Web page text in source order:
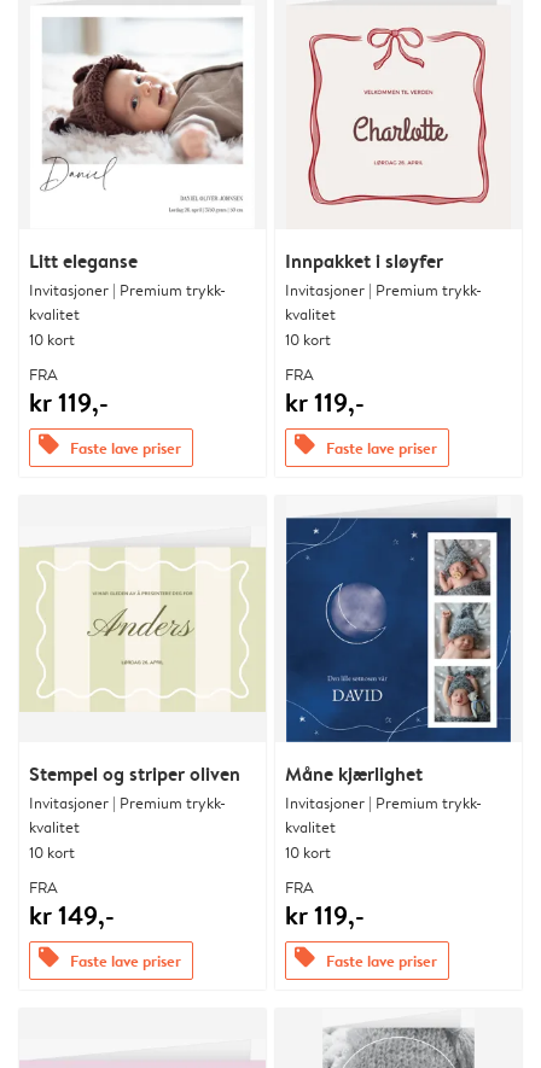
Litt eleganse
Invitasjoner | Premium trykk-
kvalitet
10 kort
FRA
kr 119,-
offers Faste lave priser
Innpakket i sløyfer
Invitasjoner | Premium trykk-
kvalitet
10 kort
FRA
kr 119,-
offers Faste lave priser
Stempel og striper oliven
Invitasjoner | Premium trykk-
kvalitet
10 kort
FRA
kr 149,-
offers Faste lave priser
Måne kjærlighet
Invitasjoner | Premium trykk-
kvalitet
10 kort
FRA
kr 119,-
offers Faste lave priser